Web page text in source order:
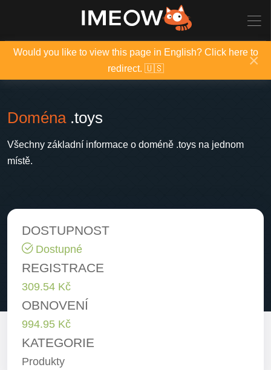
Would you like to view this page in English? Click here to
redirect. 🇺🇸
×
Doména.toys
Všechny základní informace o doméně .toys na jednom
místě.
DOSTUPNOST
Dostupné
REGISTRACE
309.54 Kč
OBNOVENÍ
994.95 Kč
KATEGORIE
Produkty